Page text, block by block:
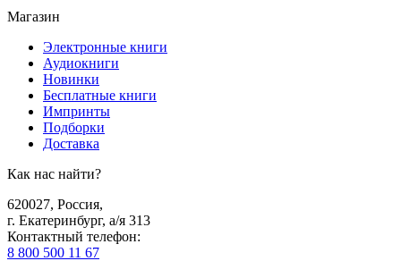
Магазин
Электронные книги
Аудиокниги
Новинки
Бесплатные книги
Импринты
Подборки
Доставка
Как нас найти?
620027, Россия,
г. Екатеринбург, а/я 313
Контактный телефон:
8 800 500 11 67